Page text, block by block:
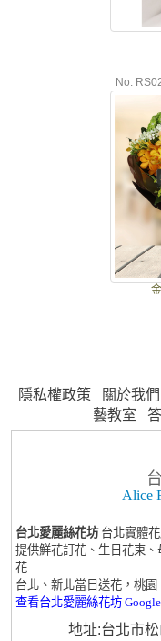
No.
隱私權政策 關於我們
藝教室
Alice
台北愛麗絲花坊 台北實體
提供鮮花訂花、生日花束
花
台北、新北當日送花，桃
查看台北愛麗絲花坊
地址:台北市